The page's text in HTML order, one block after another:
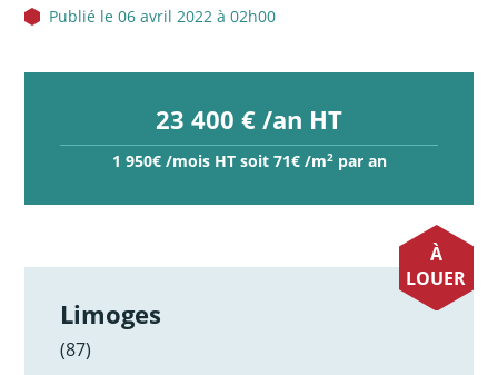
Publié le 06 avril 2022 à 02h00
23 400 € /an HT
1 950€ /mois HT soit 71€ /m2par an
À
LOUER
Limoges
(87)